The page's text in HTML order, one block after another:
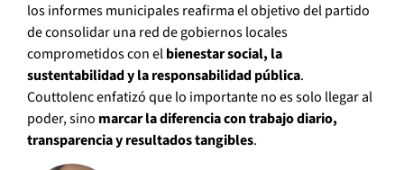
los informes municipales reafirma el objetivo del partido
de consolidar una red de gobiernos locales
comprometidos con elbienestar social, la
sustentabilidad y la responsabilidad pública.
Couttolenc enfatizó que lo importante no es solo llegar al
poder, sino marcar la diferencia con trabajo diario,
transparencia y resultados tangibles.